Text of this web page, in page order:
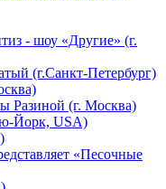
- шоу «Другие» (г.
(г.Санкт-Петербург)
Разиной (г. Москва)
Йорк, USA)
«Песочные